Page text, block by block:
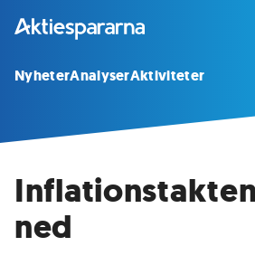
NyheterAnalyserAktiviteter
ned